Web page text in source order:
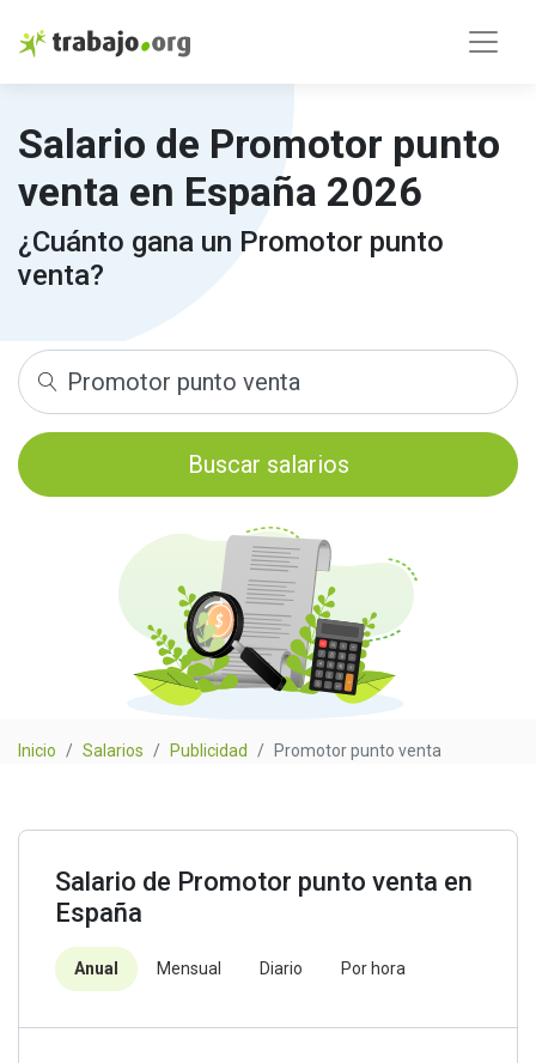
Salario de Promotor punto
venta en España 2026
¿Cuánto gana un Promotor punto
venta?
Buscar salarios
Inicio Salarios Publicidad Promotor punto venta
Salario de Promotor punto venta en
España
Anual Mensual Diario Por hora